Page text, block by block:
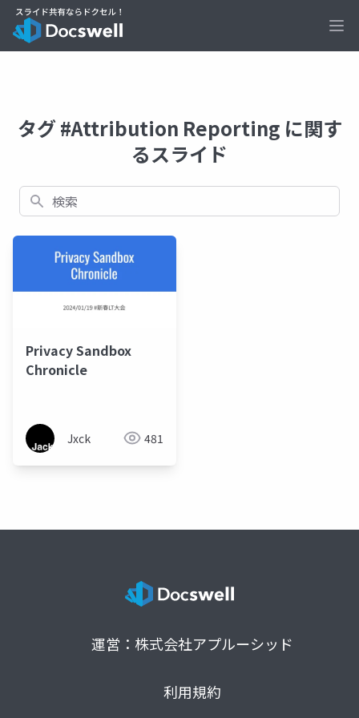
タグ #Attribution Reporting に関す
るスライド
検索
Privacy Sandbox
Chronicle
Jxck 481
運営：株式会社アプルーシッド
利用規約